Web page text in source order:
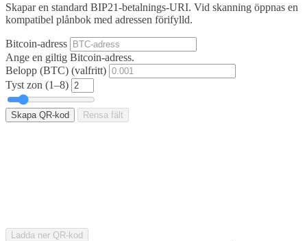
Skapar en standard BIP21-betalnings-URI. Vid skanning öppnas en
kompatibel plånbok med adressen förifylld.
Bitcoin-adress
Ange en giltig Bitcoin-adress.
Belopp (BTC) (valfritt)
Tyst zon (1–8)
Skapa QR-kod Rensa fält
Ladda ner QR-kod